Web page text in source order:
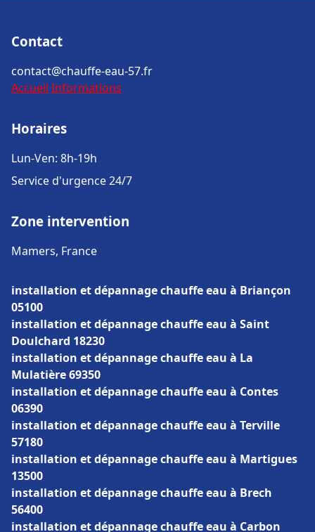
Contact
contact@chauffe-eau-57.fr
Accueil Informations
Horaires
Lun-Ven: 8h-19h
Service d'urgence 24/7
Zone intervention
Mamers, France
installation et dépannage chauffe eau à Briançon
05100
installation et dépannage chauffe eau à Saint
Doulchard 18230
installation et dépannage chauffe eau à La
Mulatière 69350
installation et dépannage chauffe eau à Contes
06390
installation et dépannage chauffe eau à Terville
57180
installation et dépannage chauffe eau à Martigues
13500
installation et dépannage chauffe eau à Brech
56400
installation et dépannage chauffe eau à Carbon